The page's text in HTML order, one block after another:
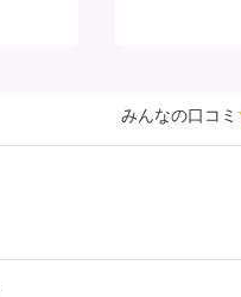
みんなの口コミ